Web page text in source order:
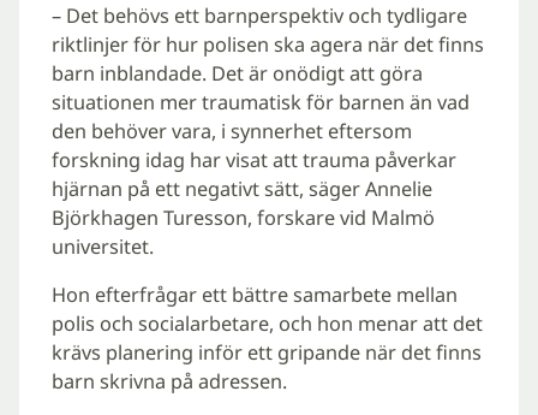
– Det behövs ett barnperspektiv och tydligare
riktlinjer för hur polisen ska agera när det finns
barn inblandade. Det är onödigt att göra
situationen mer traumatisk för barnen än vad
den behöver vara, i synnerhet eftersom
forskning idag har visat att trauma påverkar
hjärnan på ett negativt sätt, säger Annelie
Björkhagen Turesson, forskare vid Malmö
universitet.
Hon efterfrågar ett bättre samarbete mellan
polis och socialarbetare, och hon menar att det
krävs planering inför ett gripande när det finns
barn skrivna på adressen.